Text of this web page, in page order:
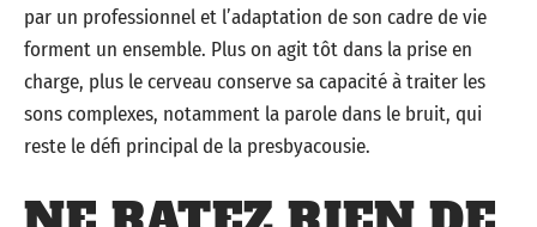
par un professionnel et l’adaptation de son cadre de vie
forment un ensemble. Plus on agit tôt dans la prise en
charge, plus le cerveau conserve sa capacité à traiter les
sons complexes, notamment la parole dans le bruit, qui
reste le défi principal de la presbyacousie.